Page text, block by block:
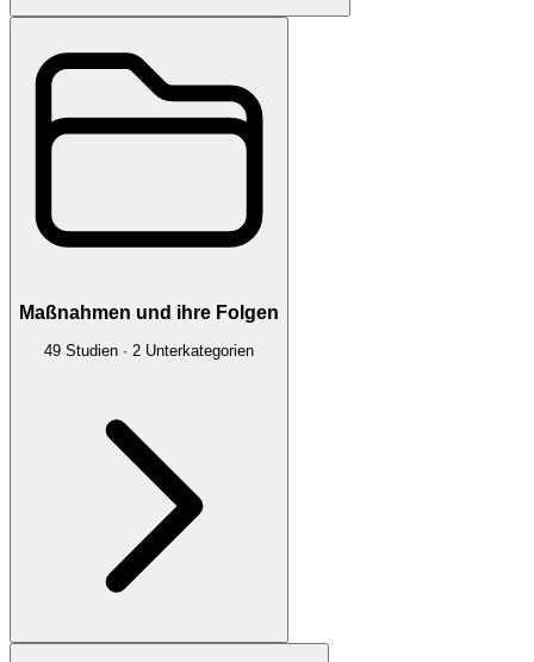
Maßnahmen und ihre Folgen
49 Studien · 2 Unterkategorien